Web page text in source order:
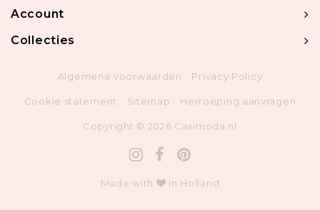
Account
Collecties
Algemene voorwaarden Privacy Policy
Cookie statement Sitemap Herroeping aanvragen
Copyright © 2026 Casimoda.nl
Made with in Holland